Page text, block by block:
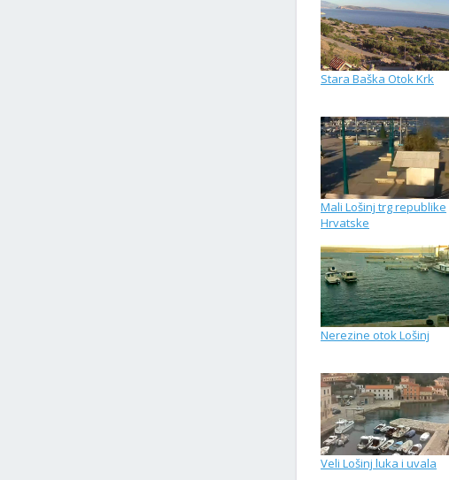
Stara Baška Otok Krk
Mali Lošinj trg republike
Hrvatske
Nerezine otok Lošinj
Veli Lošinj luka i uvala